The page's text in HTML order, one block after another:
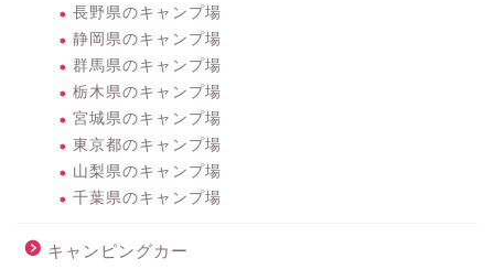
長野県のキャンプ場
静岡県のキャンプ場
群馬県のキャンプ場
栃木県のキャンプ場
宮城県のキャンプ場
東京都のキャンプ場
山梨県のキャンプ場
千葉県のキャンプ場
キャンピングカー